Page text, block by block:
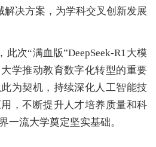
解决方案，为学科交叉创新发展
次“满血版”DeepSeek-R1大模
学推动教育数字化转型的重要
为契机，持续深化人工智能技
，不断提升人才培养质量和科
一流大学奠定坚实基础。